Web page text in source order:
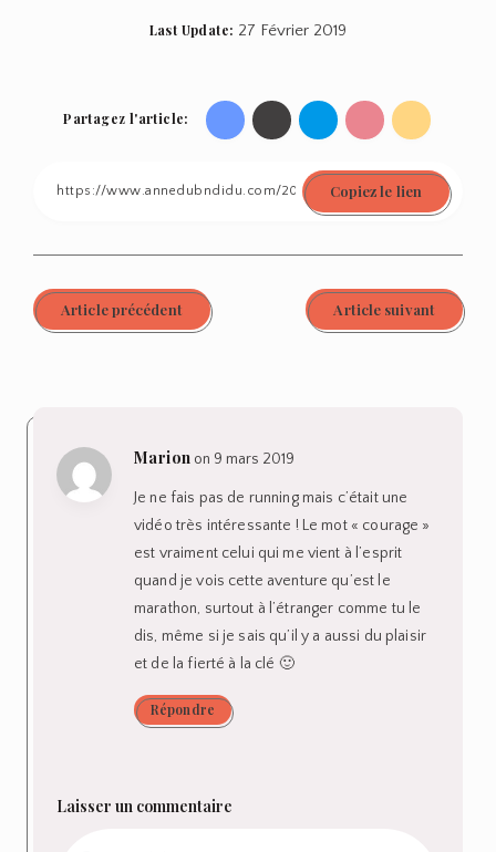
Last Update: 27 Février 2019
Partagez l'article: Share
Facebook
Share
Twitter
Share
Linkedin
Share
Pinterest
Share
Email
Copiez le lien
Article précédent Article suivant
Marion on 9 mars 2019
Je ne fais pas de running mais c’était une
vidéo très intéressante ! Le mot « courage »
est vraiment celui qui me vient à l’esprit
quand je vois cette aventure qu’est le
marathon, surtout à l’étranger comme tu le
dis, même si je sais qu’il y a aussi du plaisir
et de la fierté à la clé 🙂
Répondre
Laisser un commentaire